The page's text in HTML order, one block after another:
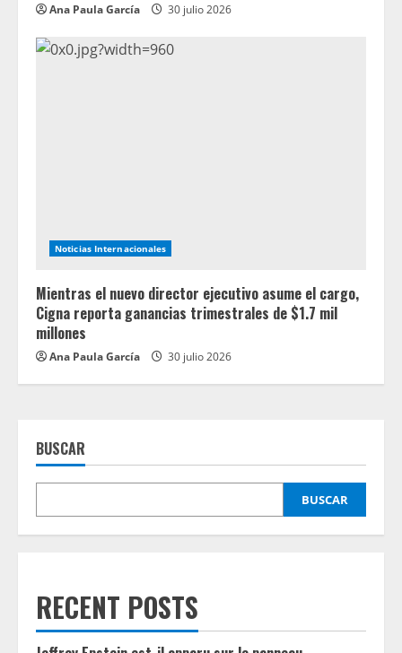
Ana Paula García 30 julio 2026
Noticias Internacionales
Mientras el nuevo director ejecutivo asume el cargo,
Cigna reporta ganancias trimestrales de $1.7 mil
millones
Ana Paula García 30 julio 2026
BUSCAR
BUSCAR
RECENT POSTS